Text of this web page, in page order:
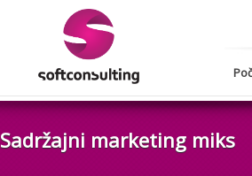
Sadržajni marketing miks